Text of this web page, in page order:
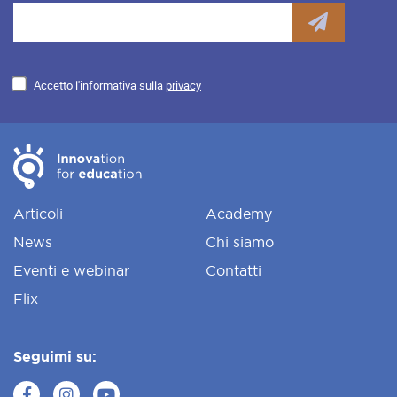
Accetto l'informativa sulla privacy
Articoli
News
Eventi e webinar
Flix
Academy
Chi siamo
Contatti
Seguimi su: